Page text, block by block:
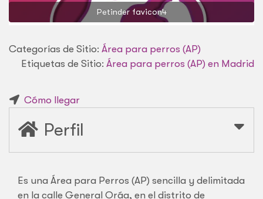
Petinder favicon4
Categorías de Sitio: Área para perros (AP)
Etiquetas de Sitio: Área para perros (AP) en Madrid
Cómo llegar
Perfil
Es una Área para Perros (AP) sencilla y delimitada
en la calle General Oráa, en el distrito de